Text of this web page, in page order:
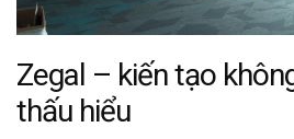
Zegal – kiến tạo
thấu hiểu